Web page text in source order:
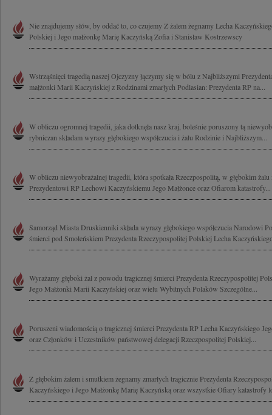
Nie znajdujemy słów, by oddać to, co czujemy Z żalem żegnamy Lecha
Polskiej i Jego małżonkę Marię Kaczyńską Zofia i Stanisław Kostrzewscy
Wstrząśnięci tragedią naszej Ojczyzny łączymy się w bólu z Najbliższymi
małżonki Marii Kaczyńskiej z Rodzinami zmarłych Podlasian: Prezydenta RP na...
W obliczu ogromnej tragedii, jaka dotknęła nasz kraj, boleśnie poruszony tą
rybniczan składam wyrazy głębokiego współczucia i żalu Rodzinie i Najbliższym...
W obliczu niewyobrażalnej tragedii, która spotkała Rzeczpospolitą, w głębokim żalu
Prezydentowi RP Lechowi Kaczyńskiemu Jego Małżonce oraz Ofiarom katastrofy...
Samorząd Miasta Druskienniki składa wyrazy głębokiego współczucia Narodowi
śmierci pod Smoleńskiem Prezydenta Rzeczypospolitej Polskiej Lecha
Wyrażamy głęboki żal z powodu tragicznej śmierci Prezydenta Rzeczypospolitej
Jego Małżonki Marii Kaczyńskiej oraz wielu Wybitnych Polaków Szczególne...
Poruszeni wiadomością o tragicznej śmierci Prezydenta RP Lecha Kaczyńskiego
oraz Członków i Uczestników państwowej delegacji Rzeczpospolitej Polskiej...
Z głębokim żalem i smutkiem żegnamy zmarłych tragicznie Prezydenta
Kaczyńskiego i Jego Małżonkę Marię Kaczyńską oraz wszystkie Ofiary katastrofy